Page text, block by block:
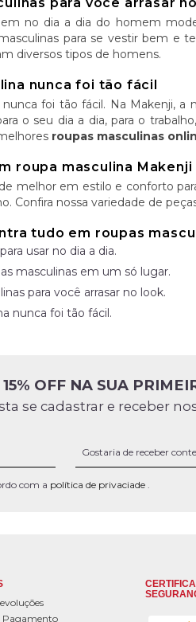
para você arrasar
no dia a dia do homem
para se vestir bem e
diversos tipos de homens.
nunca foi tão fácil
nunca foi tão fácil. Na Makenji, a
o seu dia a dia, para o
roupas masculinas
roupa masculina Makenji
melhor em estilo e conforto
Confira nossa variedade de
tudo em roupas
usar no dia a dia.
masculinas em um só lugar.
para você arrasar no look.
nunca foi tão fácil.
OFF NA SUA
se cadastrar e receber
com a política de privaciade
Pagamento